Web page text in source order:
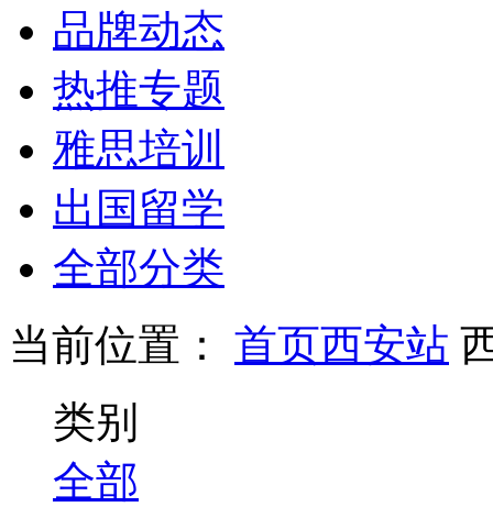
品牌动态
热推专题
雅思培训
出国留学
全部分类
当前位置：
首页西安站
类别
全部